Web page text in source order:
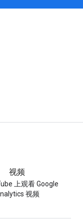
视频
上观看 Google
视频